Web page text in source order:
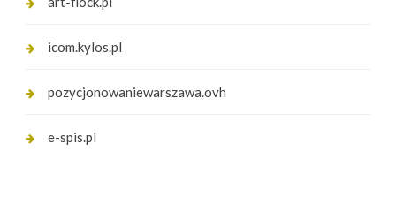
icom.kylos.pl
pozycjonowaniewarszawa.ovh
e-spis.pl